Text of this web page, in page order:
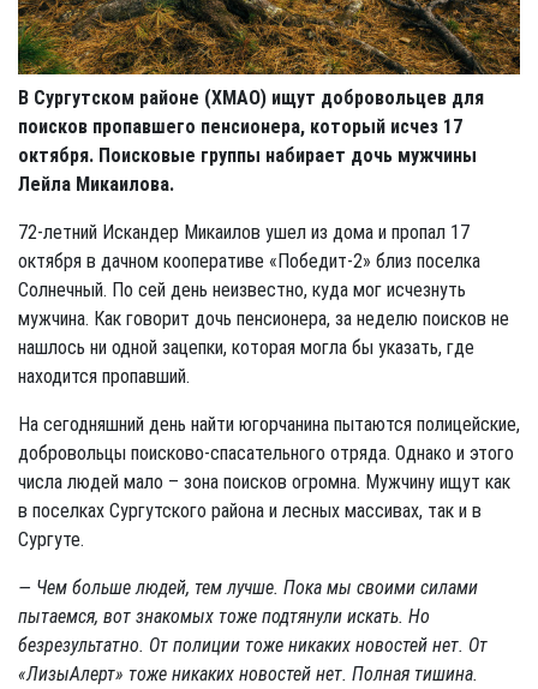
В Сургутском районе (ХМАО) ищут добровольцев для
поисков пропавшего пенсионера, который исчез 17
октября. Поисковые группы набирает дочь мужчины
Лейла Микаилова.
72-летний Искандер Микаилов ушел из дома и пропал 17
октября в дачном кооперативе «Победит-2» близ поселка
Солнечный. По сей день неизвестно, куда мог исчезнуть
мужчина. Как говорит дочь пенсионера, за неделю поисков не
нашлось ни одной зацепки, которая могла бы указать, где
находится пропавший.
На сегодняшний день найти югорчанина пытаются полицейские,
добровольцы поисково-спасательного отряда. Однако и этого
числа людей мало – зона поисков огромна. Мужчину ищут как
в поселках Сургутского района и лесных массивах, так и в
Сургуте.
— Чем больше людей, тем лучше. Пока мы своими силами
пытаемся, вот знакомых тоже подтянули искать. Но
безрезультатно. От полиции тоже никаких новостей нет. От
«ЛизыАлерт» тоже никаких новостей нет. Полная тишина.